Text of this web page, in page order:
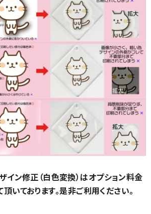
ン修正（白色変換）はオプション料金
いております。是非ご利用ください。